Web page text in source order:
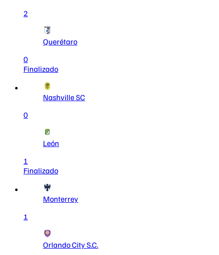
2
Querétaro
0
Finalizado
Nashville SC
0
León
1
Finalizado
Monterrey
1
Orlando City S.C.